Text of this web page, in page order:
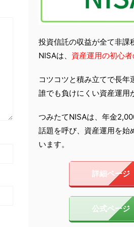
投資信託の収益が全て非課
NISAは、 資産運用の初心者
コツコツと積み立てで長年
誰でも負けにくい資産運用
つみたてNISAは、年金
話題を呼び、資産運用を始
います。
詳細ページ
公式ページ